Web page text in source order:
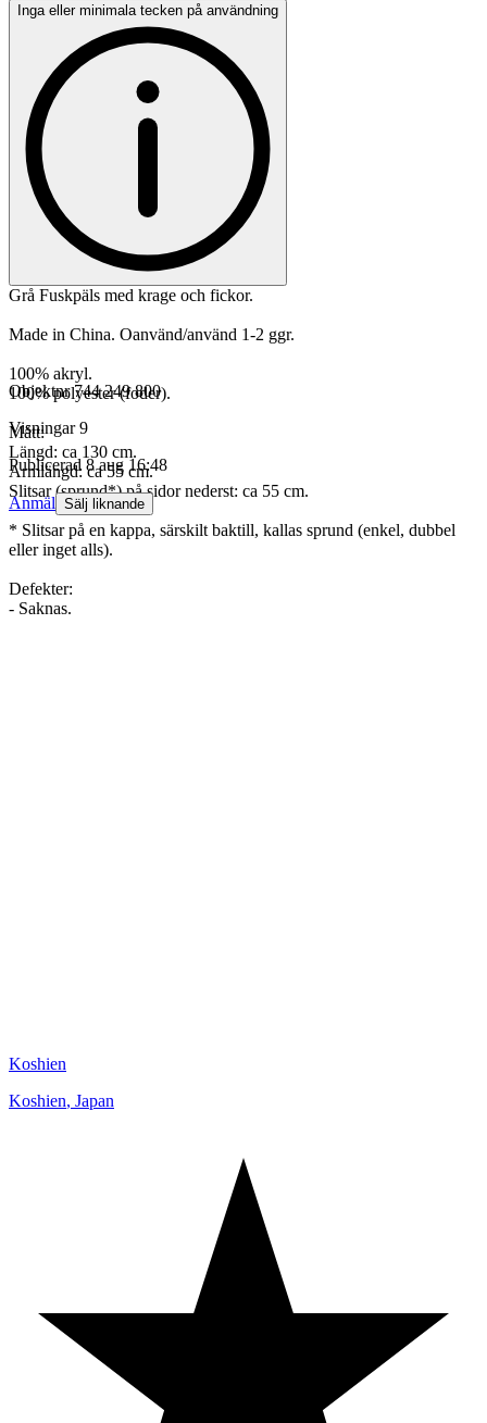
Inga eller minimala tecken på användning
Grå Fuskpäls med krage och fickor.
Made in China. Oanvänd/använd 1-2 ggr.
100% akryl.
100% polyester (foder).
Mått:
Längd: ca 130 cm.
Armlängd: ca 55 cm.
Slitsar (sprund*) på sidor nederst: ca 55 cm.
* Slitsar på en kappa, särskilt baktill, kallas sprund (enkel, dubbel
eller inget alls).
Defekter:
- Saknas.
Objektnr 744 249 800
Visningar 9
Publicerad 8 aug 16:48
Anmäl Sälj liknande
Koshien
Koshien, Japan